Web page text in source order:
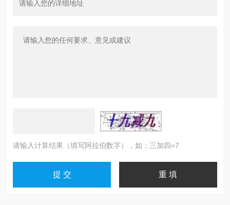
请输入计算结果（填写阿拉伯数字），如：三加四=7